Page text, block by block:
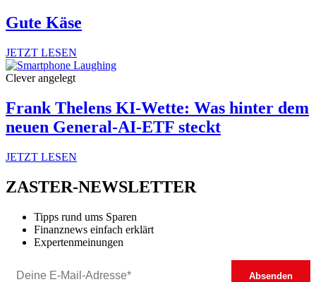
Gute Käse
JETZT LESEN
Clever angelegt
Frank Thelens KI-Wette: Was hinter dem
neuen General-AI-ETF steckt
JETZT LESEN
ZASTER-NEWSLETTER
Tipps rund ums Sparen
Finanznews einfach erklärt
Expertenmeinungen